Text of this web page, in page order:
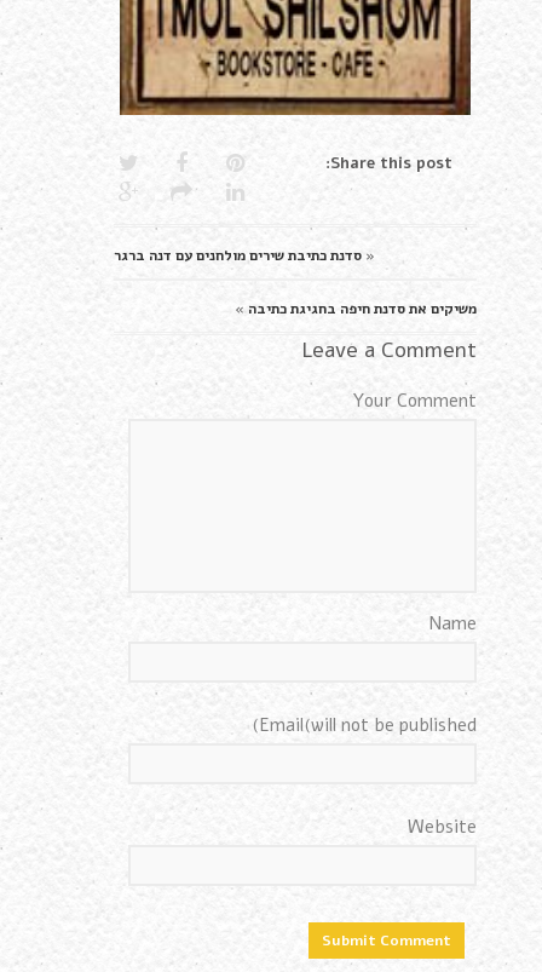
Share this post:
« סדנת כתיבת שירים מולחנים עם דנה ברגר
משיקים את סדנת חיפה בחגיגת כתיבה»
Leave a Comment
Your Comment
Name
Email(will not be published)
Website